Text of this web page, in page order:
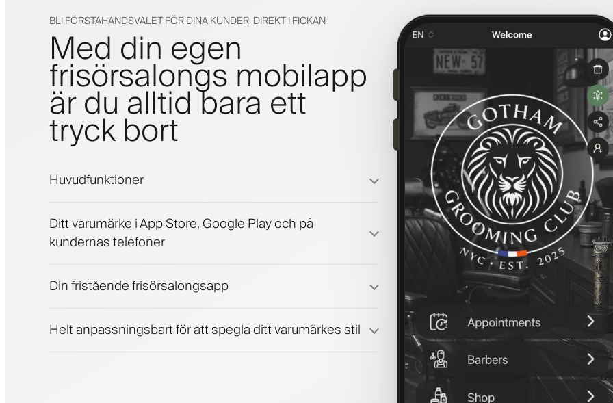
BLI FÖRSTAHANDSVALET FÖR DINA KUNDER, DIREKT I FICKAN
Med din egen
frisörsalongs mobilapp
är du alltid bara ett
tryck bort
Huvudfunktioner
Betalningar, depositionsavgift
Sälj skönhetsprodukter
Ditt varumärke i App Store, Google Play och på
kundernas telefoner
Din fristående frisörsalongsapp
Helt anpassningsbart för att spegla ditt varumärkes stil